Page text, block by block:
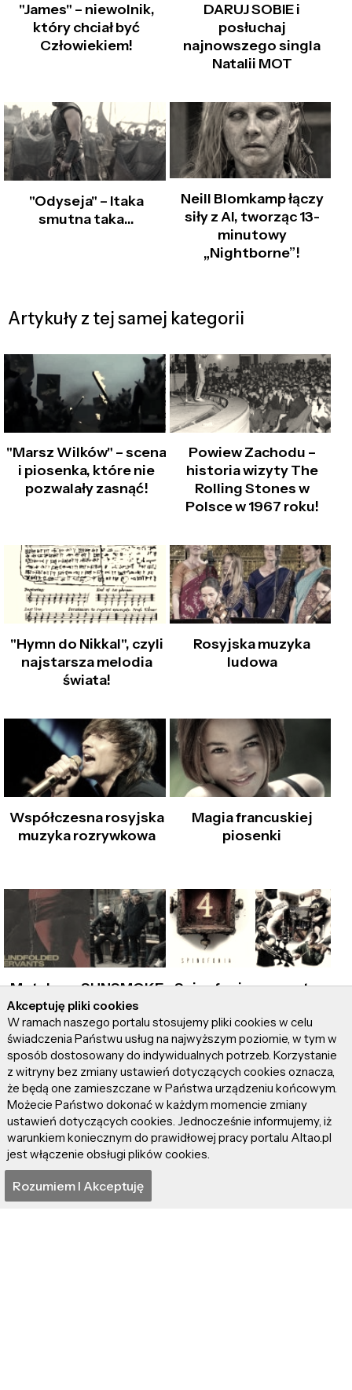
"James" – niewolnik,
który chciał być
Człowiekiem!
DARUJ SOBIE i
posłuchaj
najnowszego singla
Natalii MOT
"Odyseja" – Itaka
smutna taka…
Neill Blomkamp łączy
siły z AI, tworząc 13-
minutowy
„Nightborne”!
Artykuły z tej samej kategorii
"Marsz Wilków" – scena
i piosenka, które nie
pozwalały zasnąć!
Powiew Zachodu –
historia wizyty The
Rolling Stones w
Polsce w 1967 roku!
"Hymn do Nikkal", czyli
najstarsza melodia
świata!
Rosyjska muzyka
ludowa
Współczesna rosyjska
muzyka rozrywkowa
Magia francuskiej
piosenki
Metalowy SUNSMOKE
powraca z nowym i
mocnym singlem!
Spinofonia z czwartym
"Alarm jest Bogiem" –
takim punkowym,
psychodelicznym...
Akceptuję pliki cookies
W ramach naszego portalu stosujemy pliki cookies w celu
świadczenia Państwu usług na najwyższym poziomie, w tym w
sposób dostosowany do indywidualnych potrzeb. Korzystanie
z witryny bez zmiany ustawień dotyczących cookies oznacza,
że będą one zamieszczane w Państwa urządzeniu końcowym.
Możecie Państwo dokonać w każdym momencie zmiany
ustawień dotyczących cookies. Jednocześnie informujemy, iż
warunkiem koniecznym do prawidłowej pracy portalu Altao.pl
jest włączenie obsługi plików cookies.
Rozumiem I Akceptuję